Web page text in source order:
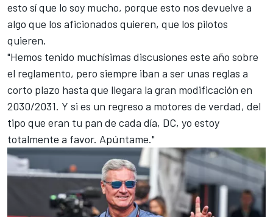
esto sí que lo soy mucho, porque esto nos devuelve a
algo que los aficionados quieren, que los pilotos
quieren.
"Hemos tenido muchísimas discusiones este año sobre
el reglamento, pero siempre iban a ser unas reglas a
corto plazo hasta que llegara la gran modificación en
2030/2031. Y si es un regreso a motores de verdad, del
tipo que eran tu pan de cada día, DC, yo estoy
totalmente a favor. Apúntame."